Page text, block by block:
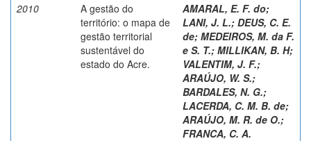
2010
A gestão do
território: o mapa de
gestão territorial
sustentável do
estado do Acre.
AMARAL, E. F. do;
LANI, J. L.; DEUS, C. E.
de; MEDEIROS, M. da F.
e S. T.; MILLIKAN, B. H;
VALENTIM, J. F.;
ARAÚJO, W. S.;
BARDALES, N. G.;
LACERDA, C. M. B. de;
ARAÚJO, M. R. de O.;
FRANCA, C. A.